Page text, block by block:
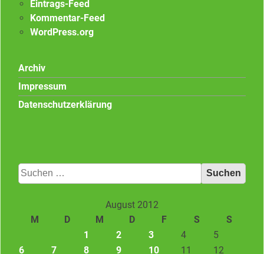
Eintrags-Feed
Kommentar-Feed
WordPress.org
Archiv
Impressum
Datenschutzerklärung
Suchen
nach:
August 2012
M
D M D F S
S
1
2 3 4
5
6
7 8 9 10 11 12